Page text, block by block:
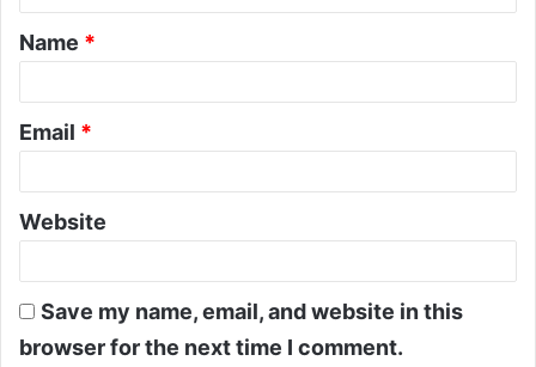
Name *
Email *
Website
Save my name, email, and website in this
browser for the next time I comment.